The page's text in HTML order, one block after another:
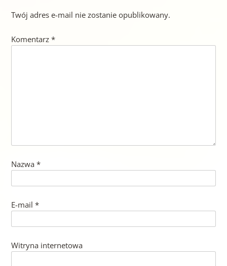
Twój adres e-mail nie zostanie opublikowany.
Komentarz *
Nazwa *
E-mail *
Witryna internetowa